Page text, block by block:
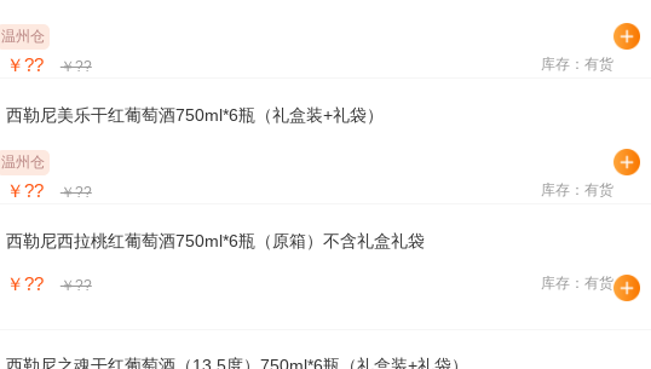
温州仓
￥?? ￥?? 库存：有货
西勒尼美乐干红葡萄酒750ml*6瓶（礼盒装+礼袋）
温州仓
￥?? ￥?? 库存：有货
西勒尼西拉桃红葡萄酒750ml*6瓶（原箱）不含礼盒礼袋
￥?? ￥?? 库存：有货